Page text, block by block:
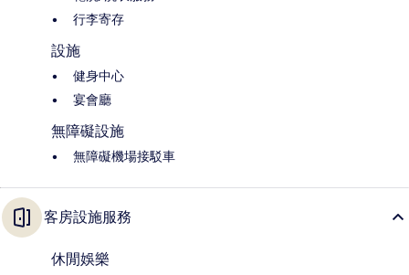
行李寄存
設施
健身中心
宴會廳
無障礙設施
無障礙機場接駁車
客房設施服務
休閒娛樂